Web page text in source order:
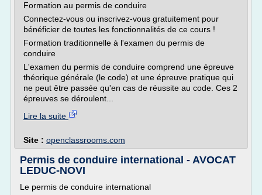
Formation au permis de conduire
Connectez-vous ou inscrivez-vous gratuitement pour
bénéficier de toutes les fonctionnalités de ce cours !
Formation traditionnelle à l'examen du permis de
conduire
L'examen du permis de conduire comprend une épreuve
théorique générale (le code) et une épreuve pratique qui
ne peut être passée qu'en cas de réussite au code. Ces 2
épreuves se déroulent...
Lire la suite
Site : openclassrooms.com
Permis de conduire international - AVOCAT
LEDUC-NOVI
Le permis de conduire international